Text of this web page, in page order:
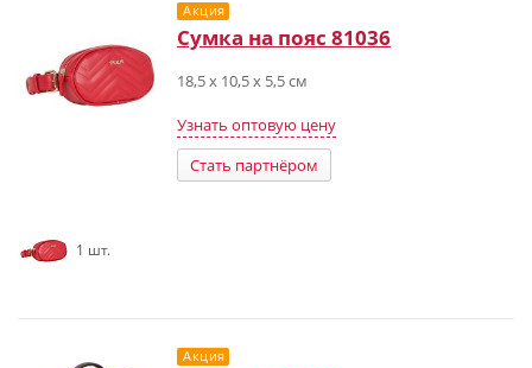
Акция
Сумка на пояс 81036
18,5 х 10,5 х 5,5 см
Узнать оптовую цену
Стать партнёром
1 шт.
Акция